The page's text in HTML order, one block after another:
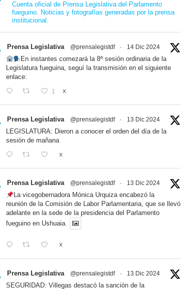
Cuenta oficial de Prensa Legislativa del Parlamento
fueguino. Noticias y fotografías generadas por la prensa
institucional.
Prensa Legislativa @prensalegistdf · 14 Dic 2024
En instantes comezará la 8ª sesión ordinaria de la
Legislatura fueguina, seguí la transmisión en el siguiente
enlace:
1 X
Prensa Legislativa @prensalegistdf · 13 Dic 2024
LEGISLATURA: Dieron a conocer el orden del día de la
sesión de mañana
X
Prensa Legislativa @prensalegistdf · 13 Dic 2024
La vicegobernadora Mónica Urquiza encabezó la
reunión de la Comisión de Labor Parlamentaria, que se llevó
adelante en la sede de la presidencia del Parlamento
fueguino en Ushuaia.
X
Prensa Legislativa @prensalegistdf · 13 Dic 2024
SEGURIDAD: Villegas destacó la sanción de la